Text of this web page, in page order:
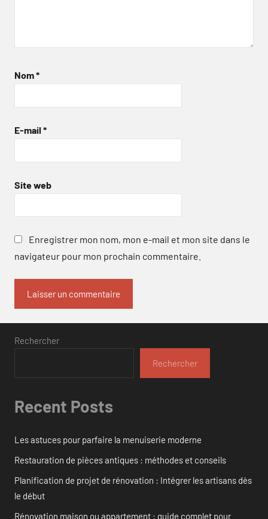
Nom*
E-mail *
Site web
Enregistrer mon nom, mon e-mail et mon site dans le
navigateur pour mon prochain commentaire.
Rechercher
Rechercher
Recent Posts
Les astuces pour parfaire la menuiserie moderne
Restauration de pièces antiques : méthodes et conseils
Planification de projet de rénovation : Intégrer les artisans dès
le début
Rénovation maison ou appartement : guide complet pour